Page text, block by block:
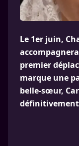
Le 1er juin,
premier
marque une
belle-sœur,
définitivement